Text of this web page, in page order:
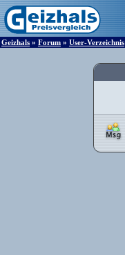
Geizhals » Forum » User-Verzeichnis